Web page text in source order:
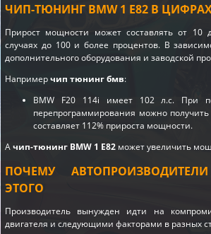
ЧИП-ТЮНИНГ BMW 1 E82 В
Прирост мощности может составлять от 10
случаях до 100 и более процентов. В
дополнительного оборудования и заводской
Напримерчип тюнинг бмв:
BMW F20 114i имеет 102 л.с. При
перепрограммирования можно
составляет 112% прироста мощности.
Ачип-тюнинг BMW 1 E82 может увеличить
ПОЧЕМУ
ЭТОГО
Производитель вынужден идти на
двигателя и следующими факторами в разных